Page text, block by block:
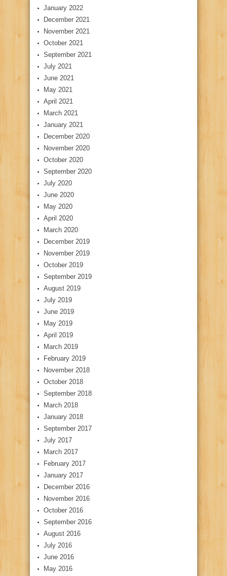
January 2022
December 2021
November 2021
October 2021
September 2021
July 2021
June 2021
May 2021
April 2021
March 2021
January 2021
December 2020
November 2020
October 2020
September 2020
July 2020
June 2020
May 2020
April 2020
March 2020
December 2019
November 2019
October 2019
September 2019
August 2019
July 2019
June 2019
May 2019
April 2019
March 2019
February 2019
November 2018
October 2018
September 2018
March 2018
January 2018
September 2017
July 2017
March 2017
February 2017
January 2017
December 2016
November 2016
October 2016
September 2016
August 2016
July 2016
June 2016
May 2016